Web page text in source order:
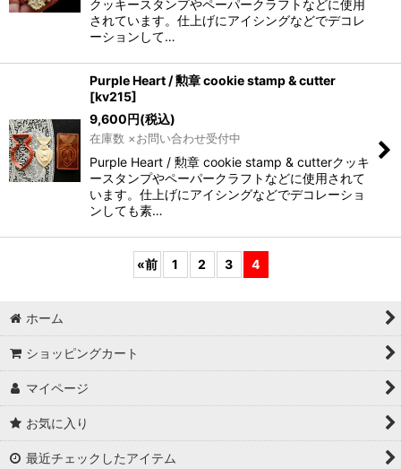
クッキースタンプやペーパークラフトなどに使用
されています。仕上げにアイシングなどでデコレ
ーションして…
Purple Heart / 勲章 cookie stamp & cutter
[kv215]
9,600円(税込)
在庫数 ×お問い合わせ受付中
Purple Heart / 勲章 cookie stamp & cutterクッキ
ースタンプやペーパークラフトなどに使用されて
います。仕上げにアイシングなどでデコレーショ
ンしても素…
«前 1 2 3 4
ホーム
ショッピングカート
マイページ
お気に入り
最近チェックしたアイテム